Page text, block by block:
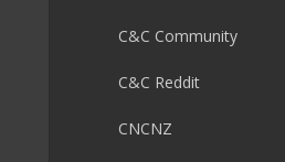
C&C Community
C&C Reddit
CNCNZ